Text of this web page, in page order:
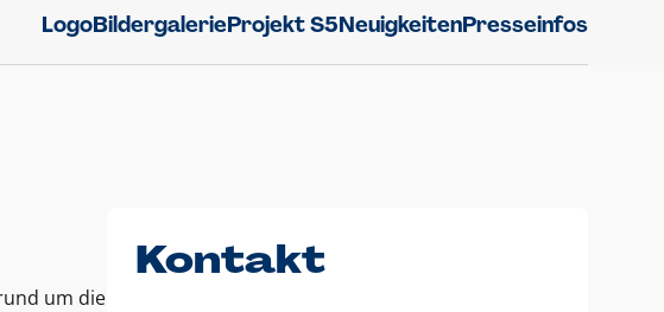
LogoBildergalerieProjekt S5NeuigkeitenPresseinfos
um die
Kontakt